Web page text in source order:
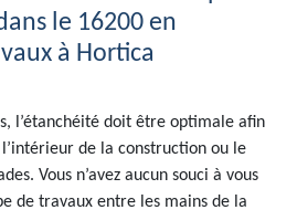
le 16200 en
à Hortica
l’étanchéité doit être optimale afin
l’intérieur de la construction ou le
Vous n’avez aucun souci à vous
de travaux entre les mains de la